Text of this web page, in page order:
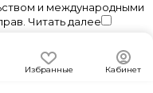
и международными
Читать далее
Избранные Кабинет